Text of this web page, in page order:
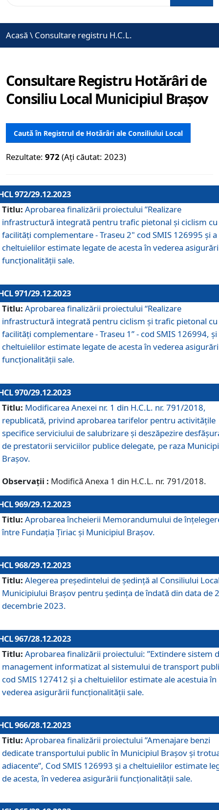
Acasă \ Consultare registru H.C.L.
Consultare Registru Hotărâri de
Consiliu Local Municipiul Brașov
Caută în Registrul de Hotărâri ale Consiliului Local
Rezultate: 972 (Ați căutat: 2023)
972/29.12.2023
Titlu: Aprobarea finalizării proiectului ”Realizare
infrastructură integrată pentru trafic pietonal și ciclism cu
facilități complementare - Traseu 2" cod SMIS 126995 și a
cheltuielilor estimate legate de acesta în vederea
funcționalității sale.
971/29.12.2023
Titlu: Aprobarea finalizării proiectului “Realizare
infrastructură integrată pentru ciclism şi trafic pietonal cu
facilităţi complementare - Traseu 1” - cod SMIS 126994, și
cheltuielilor estimate legate de acesta în vederea
funcționalității sale.
970/29.12.2023
Titlu: Modificarea Anexei nr. 1 din H.C.L. nr. 791/2018,
republicată, privind aprobarea tarifelor pentru activitățile
specifice serviciului de salubrizare și deszăpezire
de prestatorii serviciilor publice delegate, pe raza
Brașov.
Observații : Modifică Anexa 1 din H.C.L. nr. 791/2018.
969/29.12.2023
Titlu: Aprobarea încheierii Memorandumului de
între Fundația Țiriac și Municipiul Brașov.
968/29.12.2023
Titlu: Alegerea preşedintelui de şedinţă al Consiliului
Municipiului Braşov pentru ședința de îndată din data de
decembrie 2023.
967/28.12.2023
Titlu: Aprobarea finalizării proiectului: ”Extindere sistem
management informatizat al sistemului de transport
cod SMIS 127412 și a cheltuielilor estimate ale acestuia în
vederea asigurării funcționalității sale.
966/28.12.2023
Titlu: Aprobarea finalizării proiectului ”Amenajare benzi
dedicate transportului public în Municipiul Brașov şi
adiacente”, Cod SMIS 126993 și a cheltuielilor estimate
de acesta, în vederea asigurării funcționalității sale.